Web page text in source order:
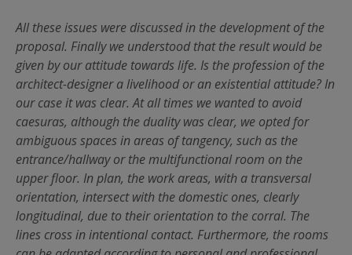
All these issues were discussed in the development of the
proposal. Finally we understood that the result would be
given by our attitude towards life. Is the profession of the
architect-designer a livelihood or an existential attitude? In
our case it was clear. At all times we wanted to avoid
caesuras, although the duality was clear, we opted for
ambiguous spaces in areas of tangency, such as the
entrance/hallway or the multifunctional room on the
upper floor. In plan, the work areas, with a transversal
orientation, intersect with the domestic ones, clearly
longitudinal, due to their orientation to the corral. The
lines cross in intentional contact. Furthermore, the rooms